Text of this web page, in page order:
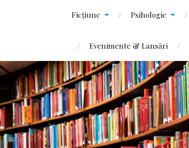
Ficțiune Psihologie
Evenimente & Lansări